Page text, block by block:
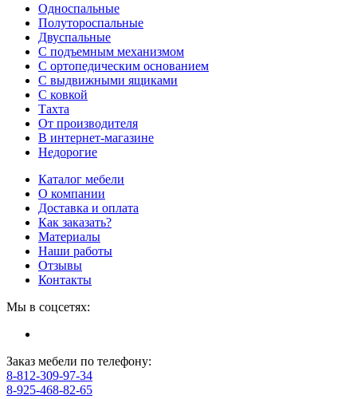
Односпальные
Полутороспальные
Двуспальные
С подъемным механизмом
С ортопедическим основанием
С выдвижными ящиками
С ковкой
Тахта
От производителя
В интернет-магазине
Недорогие
Каталог мебели
О компании
Доставка и оплата
Как заказать?
Материалы
Наши работы
Отзывы
Контакты
Мы в соцсетях:
Заказ мебели по телефону:
8-812-309-97-34
8-925-468-82-65